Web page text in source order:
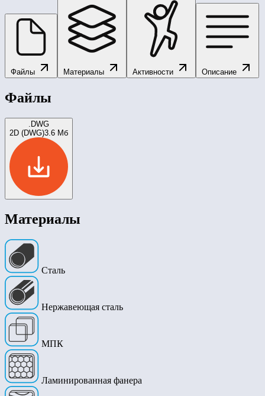
Файлы Материалы Активности Описание
Файлы
.DWG
2D (DWG)3.6 Мб
Материалы
Сталь
Нержавеющая сталь
МПК
Ламинированная фанера